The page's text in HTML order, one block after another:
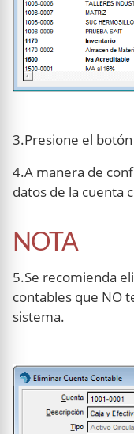
3.Presione el
4.A manera de
datos de la cuenta
NOTA
5.Se recomienda
contables que NO
sistema.